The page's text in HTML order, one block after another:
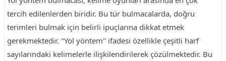
tercih edilenlerden biridir. Bu tür bulmacalarda, doğru
terimleri bulmak için belirli ipuçlarına dikkat etmek
gerekmektedir. "Yol yöntem" ifadesi özellikle çeşitli harf
sayılarındaki kelimelerle ilişkilendirilerek çözülmektedir. Bu